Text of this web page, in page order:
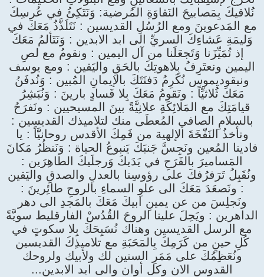
نُلاقيكَ بِمَصابيحَ النَقاوَةِ المُرضية: وَنَتَكِئُ في عُرسِكَ
مع المَدعوينَ ومع الرُسُلِ القديسين : نَتَلَذَّذُ مَعَكَ في
وَليمَةِ عَشاءِكَ السريِّ الى ابد الابدين : وَنَتَألمُ مَعَكَ
إذ تُمَيِّزَنا وَتَجعَلَنا من آل اليمين : ونقومُ مع لصِ
اليمين ونعتَرِفُ بِلاهوتِكَ بالحَقِ واليَقين : ومع يوسف
ونيقوديموس نُكَرِمُ دَفنَتَكَ بالإيمانِ المُبين : وَنُدفَنُ
مَعَكَ ثُلاثيِّاً : ونَقومُ مَعَكَ بِلا فَسادٍ بارينَ : وَنُبَشِرُ
قيامَتِكَ مع المَلائِكَةِ علانِيَّةً بينَ المسيحيين : ونَفرَحُ
بالسلامِ الصافي المُعطَى منك لتلاميذك القديسين :
ونأخذُ النَفّخَةَ الإلهية من فَمِكَ الأقدس روحانيَّاً : يا
فادينا المُعين ونَجِسَّ جَنبَكَ يَنبوعُ الحياة : وَنَنظُرُ مَكانَ
المَساميرَ بالفَرَحِ في يَدَيكَ وَرجلَيكَ الطاهِرَين :
ونُقَبِلُ تَرَفرُفكَ على رؤوسِنا بالعدلِ والصدقِ واليَقين
: ونَصعَدَ مَعَكَ الى علوِ السماءِ بالروحِ طائِرينَ :
ونَجلِسَ من عن يمينِ ابيكَ مَعَكَ بالمَجدِ الى دهر
الداهرين : ويَحِلَ علينا الروحَ القُدُسْ الفارقليط سويَّةً
مع الرسل القديسين وهناك نُسَبِحَكَ بِلا سكوتٍ في
كُلِ حينٍ من كَرَمِكَ بِالمَحَبَةِ مع تلاميذِكَ القديسين
ونُعَظِمُكَ على مَمَرِ السنين لك ولأبيك ولروحك
القدوس الان وكل أوان والى ابد الابدين...